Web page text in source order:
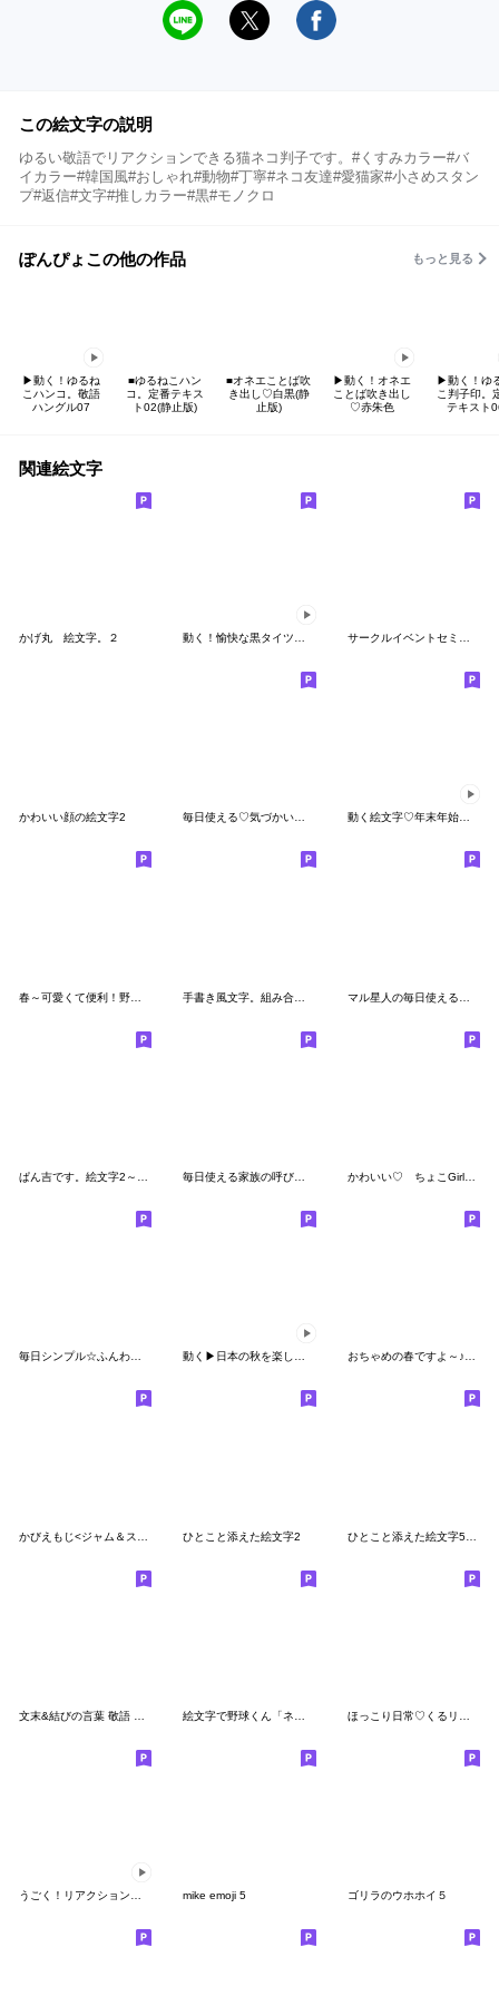
この絵文字の説明
ゆるい敬語でリアクションできる猫ネコ判子です。#くすみカラー#バ
イカラー#韓国風#おしゃれ#動物#丁寧#ネコ友達#愛猫家#小さめスタン
プ#返信#文字#推しカラー#黒#モノクロ
ぽんぴょこの他の作品 もっと見る
▶︎動く！ゆるね
こハンコ。敬語
ハングル07
■ゆるねこハン
コ。定番テキス
ト02(静止版)
■オネエことば吹
き出し♡白黒(静
止版)
▶︎動く！オネエ
ことば吹き出し
♡赤朱色
▶︎動く！ゆ
こ判子印。
テキスト
関連絵文字
かげ丸 絵文字。２
かわいい顔の絵文字2 毎日使える♡気づかい女子の絵文字♪1 動く絵文字♡年末年始♡お正月♡あけおめ
かわいい♡ ちょこGirlちゃん 冬 文字別
毎日シンプル☆ふんわかウサギ絵文字 動く▶︎日本の秋を楽しむ♪絵文字 おちゃめの春ですよ～♪絵文字♡手書き風
ひとこと添えた絵文字2 ひとこと添えた絵文字5 文末
うごく！リアクションに使えるネコチャン3 mike emoji 5 ゴリラのウホホイ５